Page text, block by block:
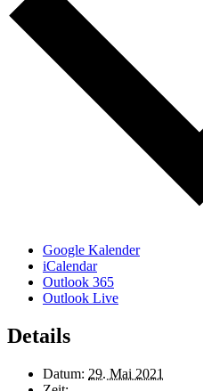
Google Kalender
iCalendar
Outlook 365
Outlook Live
Details
Datum: 29. Mai 2021